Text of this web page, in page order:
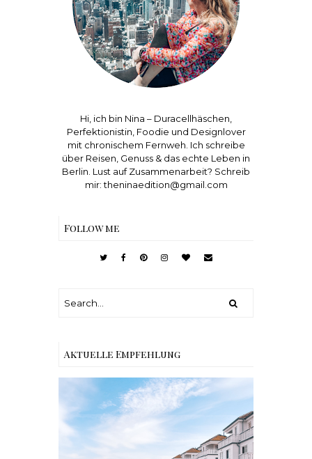
Hi, ich bin Nina – Duracellhäschen,
Perfektionistin, Foodie und Designlover
mit chronischem Fernweh. Ich schreibe
über Reisen, Genuss & das echte Leben in
Berlin. Lust auf Zusammenarbeit? Schreib
mir: theninaedition@gmail.com
Follow me
Aktuelle Empfehlung
Reisen - Schleiregion